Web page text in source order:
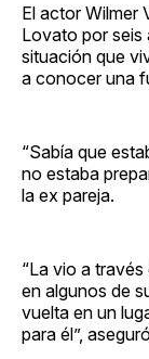
El actor Wilmer
Lovato por seis
situación que
a conocer una
“Sabía que
no estaba
la ex pareja.
“La vio a
en algunos de
vuelta en un
para él”,